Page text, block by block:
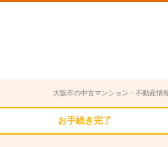
大阪市の中古マンション・不動産情
お手続き完了